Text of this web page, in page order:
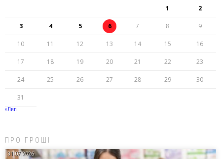
1 2
3 4 5 6 7 8 9
10 11 12 13 14 15 16
17 18 19 20 21 22 23
24 25 26 27 28 29 30
31
« Лип
ПРО ГРОШІ
31.07.2026